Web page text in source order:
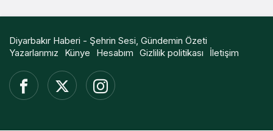
Diyarbakır Haberi - Şehrin Sesi, Gündemin Özeti
Yazarlarımız
Künye Hesabım Gizlilik politikası İletişim